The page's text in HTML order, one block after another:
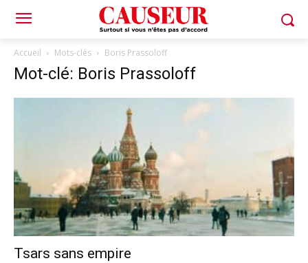
Accueil Mots-clés Boris Prassoloff
Mot-clé: Boris Prassoloff
Tsars sans empire